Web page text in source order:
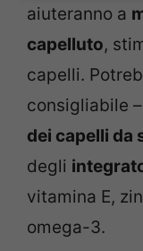
aiuteranno a
capelluto,
capelli.
consigliabile
dei capelli da
degli
vitamina E,
omega-3.